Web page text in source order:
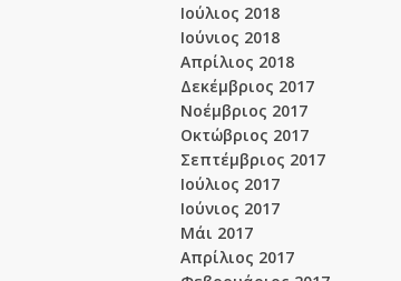
Ιούλιος 2018
Ιούνιος 2018
Απρίλιος 2018
Δεκέμβριος 2017
Νοέμβριος 2017
Οκτώβριος 2017
Σεπτέμβριος 2017
Ιούλιος 2017
Ιούνιος 2017
Μάι 2017
Απρίλιος 2017